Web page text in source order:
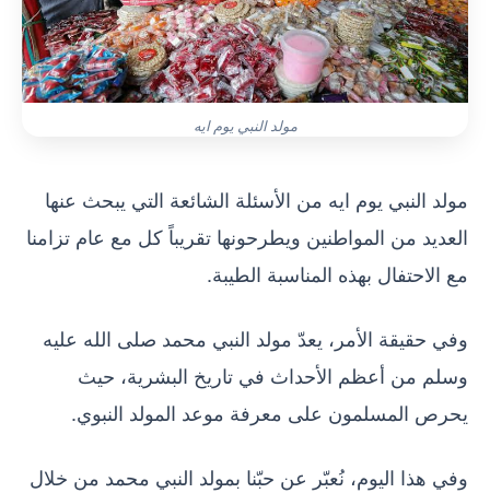
مولد النبي يوم ايه
مولد النبي يوم ايه من الأسئلة الشائعة التي يبحث عنها
العديد من المواطنين ويطرحونها تقريباً كل مع عام تزامنا
مع الاحتفال بهذه المناسبة الطيبة.
وفي حقيقة الأمر، يعدّ مولد النبي محمد صلى الله عليه
وسلم من أعظم الأحداث في تاريخ البشرية، حيث
يحرص المسلمون على معرفة موعد المولد النبوي.
وفي هذا اليوم، نُعبّر عن حبّنا بمولد النبي محمد من خلال